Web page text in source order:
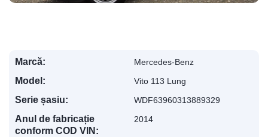
Marcă: Mercedes-Benz
Model: Vito 113 Lung
Serie șasiu: WDF63960313889329
Anul de fabricație
conform COD VIN:
2014